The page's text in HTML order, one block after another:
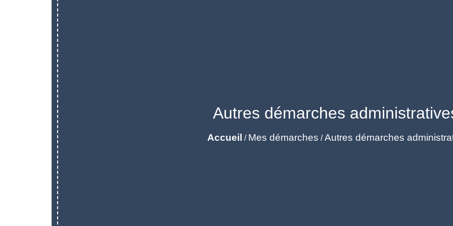
Autres démarches
Accueil / Mes démarches /Autres démarches